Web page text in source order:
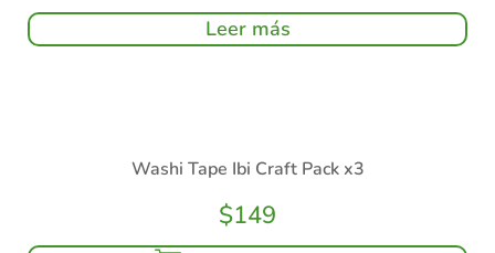
Leer más
Washi Tape Ibi Craft Pack x3
$149